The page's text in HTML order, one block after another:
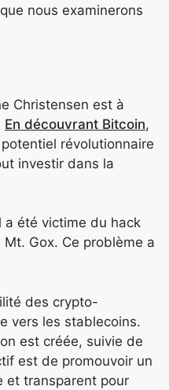
nous examinerons
Christensen est à
En découvrant Bitcoin,
révolutionnaire
investir dans la
a été victime du hack
Mt. Gox. Ce problème a
des crypto-
vers les stablecoins.
est créée, suivie de
est de promouvoir un
et transparent pour